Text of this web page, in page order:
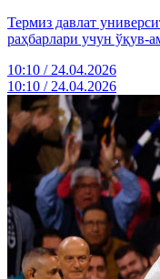
Термиз давлат
раҳбарлари учун ўқув-
10:10 / 24.04.2026
10:10 / 24.04.2026